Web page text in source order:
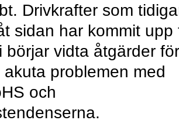
Drivkrafter som
sidan har kommit upp
börjar vidta åtgärder för
problemen med
och